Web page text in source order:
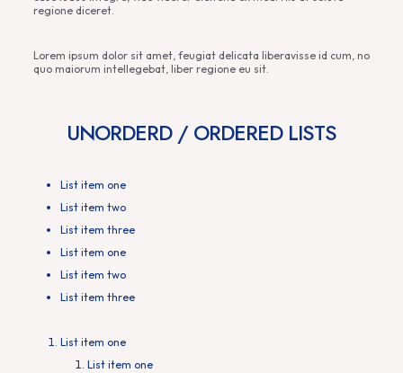
regione diceret.
Lorem ipsum dolor sit amet, feugiat delicata liberavisse id cum, no
quo maiorum intellegebat, liber regione eu sit.
UNORDERD / ORDERED LISTS
List item one
List item two
List item three
List item one
List item two
List item three
List item one
List item one